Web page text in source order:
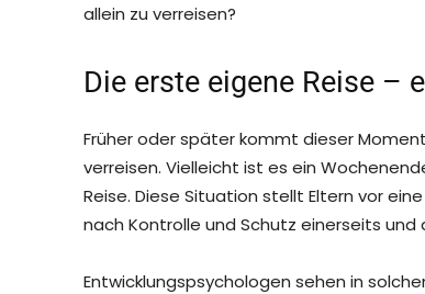
allein zu verreisen?
Die erste eigene Reise –
Früher oder später kommt dieser
verreisen. Vielleicht ist es ein
Reise. Diese Situation stellt Eltern vor
nach Kontrolle und Schutz einerseits
Entwicklungspsychologen sehen in